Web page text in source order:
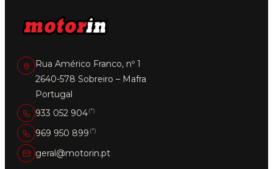
Rua Américo Franco, nº 1
2640-578 Sobreiro – Mafra
Portugal
933 052 904(*)
969 950 899 (*)
geral@motorin.pt